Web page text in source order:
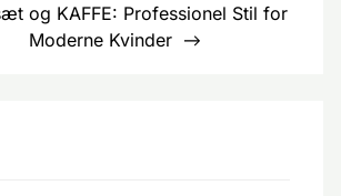
og KAFFE: Professionel Stil for
Moderne Kvinder